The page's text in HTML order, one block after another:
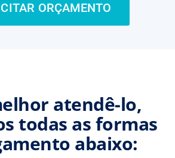
ORÇAMENTO
atendê-lo,
todas as formas
abaixo: